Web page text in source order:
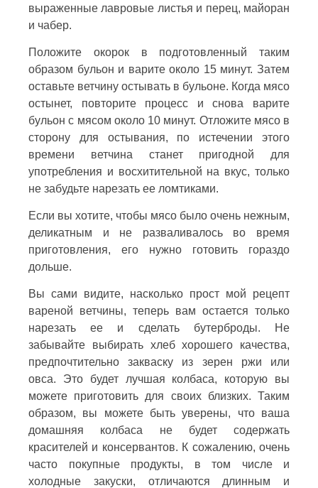
выраженные лавровые листья и перец, майоран
и чабер.
Положите окорок в подготовленный таким
образом бульон и варите около 15 минут. Затем
оставьте ветчину остывать в бульоне. Когда мясо
остынет, повторите процесс и снова варите
бульон с мясом около 10 минут. Отложите мясо в
сторону для остывания, по истечении этого
времени ветчина станет пригодной для
употребления и восхитительной на вкус, только
не забудьте нарезать ее ломтиками.
Если вы хотите, чтобы мясо было очень нежным,
деликатным и не разваливалось во время
приготовления, его нужно готовить гораздо
дольше.
Вы сами видите, насколько прост мой рецепт
вареной ветчины, теперь вам остается только
нарезать ее и сделать бутерброды. Не
забывайте выбирать хлеб хорошего качества,
предпочтительно закваску из зерен ржи или
овса. Это будет лучшая колбаса, которую вы
можете приготовить для своих близких. Таким
образом, вы можете быть уверены, что ваша
домашняя колбаса не будет содержать
красителей и консервантов. К сожалению, очень
часто покупные продукты, в том числе и
холодные закуски, отличаются длинным и